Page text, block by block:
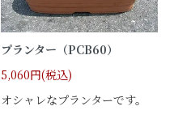
プランター（PCB60）
5,060円(税込)
オシャレなプランターです。